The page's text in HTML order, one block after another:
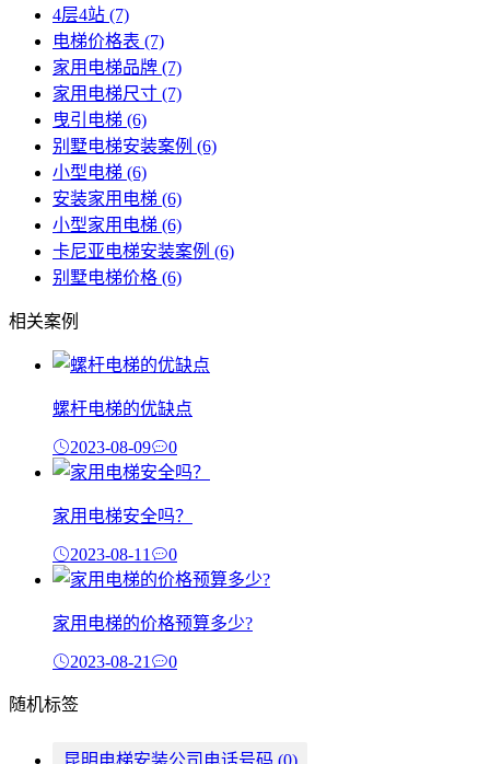
4层4站 (7)
电梯价格表 (7)
家用电梯品牌 (7)
家用电梯尺寸 (7)
曳引电梯 (6)
别墅电梯安装案例 (6)
小型电梯 (6)
安装家用电梯 (6)
小型家用电梯 (6)
卡尼亚电梯安装案例 (6)
别墅电梯价格 (6)
相关案例
螺杆电梯的优缺点
2023-08-09 0
家用电梯安全吗？
2023-08-11 0
家用电梯的价格预算多少?
2023-08-21 0
随机标签
昆明电梯安装公司电话号码 (0)